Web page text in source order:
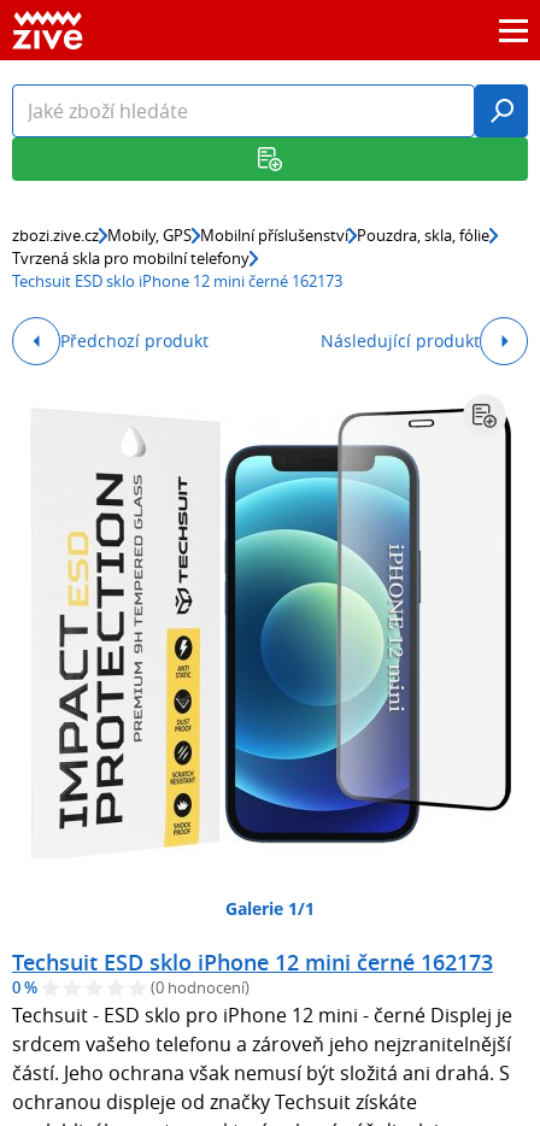
zbozi.zive.cz Mobily, GPS Mobilní příslušenství Pouzdra, skla, fólie
Tvrzená skla pro mobilní telefony
Techsuit ESD sklo iPhone 12 mini černé 162173
Předchozí produkt Následující produkt
Galerie 1/1
Techsuit ESD sklo iPhone 12 mini černé 162173
0 % (0 hodnocení)
Techsuit - ESD sklo pro iPhone 12 mini - černé Displej je
srdcem vašeho telefonu a zároveň jeho nejzranitelnější
částí. Jeho ochrana však nemusí být složitá ani drahá. S
ochranou displeje od značky Techsuit získáte